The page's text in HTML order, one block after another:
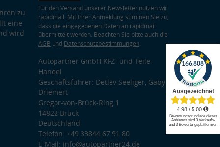
zu
eine
wird
Für den Versand unserer Newsletter nutzen wir
rapidmail. Mit Ihrer Anmeldung stimmen Sie zu,
dass die eingegebenen Daten an rapidmail
übermittelt werden. Beachten Sie bitte auch die
AGB und Datenschutzbestimmungen.
Autopartner GmbH KFZ- und Teile-
Handel
Geschäftsführer: Detlev Seeliger, Gaby
Driemert
Gregor-von-Brück-Ring 1
14822 Brück
Deutschland
Telefon: +49 33844 67 91 80
E-Mail: info@autopartner24.de